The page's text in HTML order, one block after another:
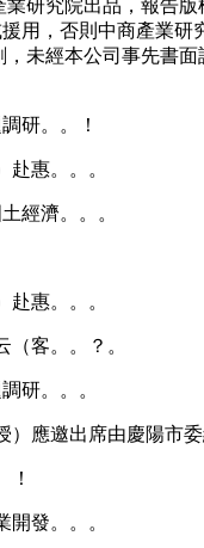
研究院出品，報告版
用，否則中商產業研
未經本公司事先書
研。。！
惠。。。
經濟。。。
惠。。。
客。。？。
研。。。
應邀出席由慶陽市委
發。。。